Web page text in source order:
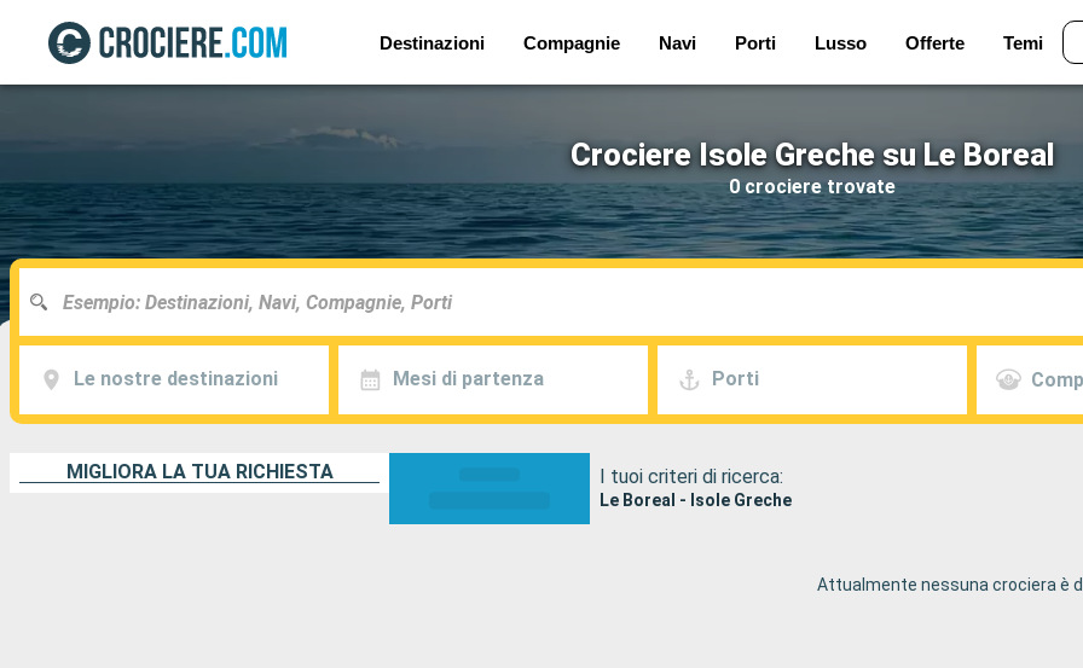
Destinazioni Compagnie Navi Porti Lusso Offerte Temi
Crociere Isole Greche su Le Boreal
0 crociere trovate
Le nostre destinazioni Mesi di partenza Porti
MIGLIORA LA TUA RICHIESTA I tuoi criteri di ricerca:
Le Boreal - Isole Greche
Attualmente nessuna crociera è